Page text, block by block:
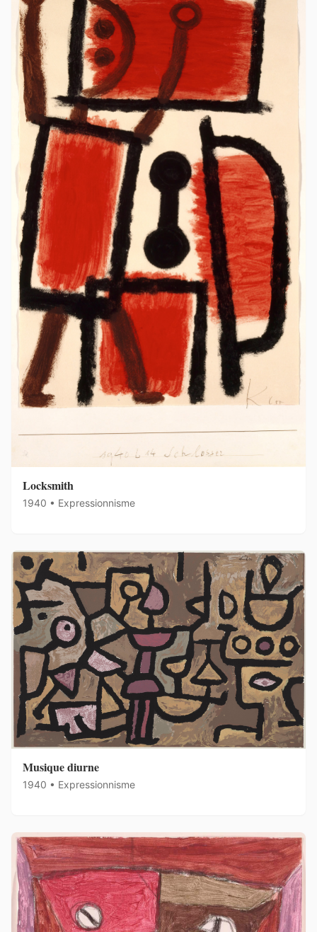
Locksmith
1940 • Expressionnisme
Musique diurne
1940 • Expressionnisme